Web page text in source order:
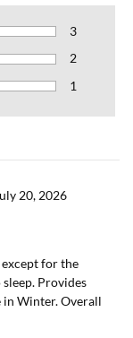
3
2
1
20, 2026
for the
Provides
in Winter. Overall